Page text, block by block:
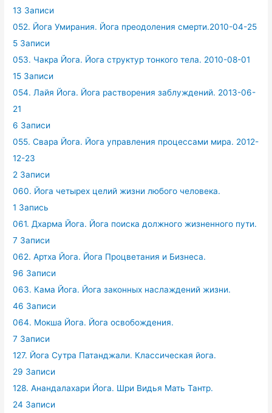
13 Записи
052. Йога Умирания. Йога преодоления смерти.2010-04-25
5 Записи
053. Чакра Йога. Йога структур тонкого тела. 2010-08-01
15 Записи
054. Лайя Йога. Йога растворения заблуждений. 2013-06-
21
6 Записи
055. Свара Йога. Йога управления процессами мира. 2012-
12-23
2 Записи
060. Йога четырех целий жизни любого человека.
1 Запись
061. Дхарма Йога. Йога поиска должного жизненного пути.
7 Записи
062. Артха Йога. Йога Процветания и Бизнеса.
96 Записи
063. Кама Йога. Йога законных наслаждений жизни.
46 Записи
064. Мокша Йога. Йога освобождения.
7 Записи
127. Йога Сутра Патанджали. Классическая йога.
29 Записи
128. Анандалахари Йога. Шри Видья Мать Тантр.
24 Записи